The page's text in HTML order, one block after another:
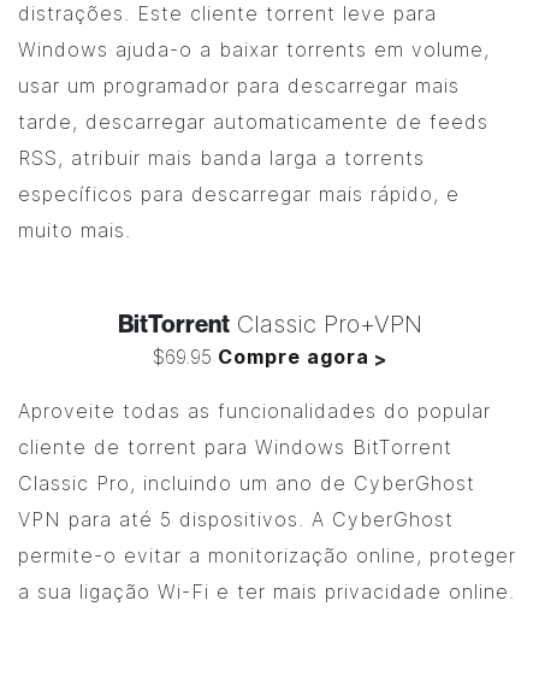
distrações. Este cliente torrent leve para
Windows ajuda-o a baixar torrents em volume,
usar um programador para descarregar mais
tarde, descarregar automaticamente de feeds
RSS, atribuir mais banda larga a torrents
específicos para descarregar mais rápido, e
muito mais.
BitTorrent Classic Pro+VPN
$69.95 Compre agora >
Aproveite todas as funcionalidades do popular
cliente de torrent para Windows BitTorrent
Classic Pro, incluindo um ano de CyberGhost
VPN para até 5 dispositivos. A CyberGhost
permite-o evitar a monitorização online, proteger
a sua ligação Wi-Fi e ter mais privacidade online.